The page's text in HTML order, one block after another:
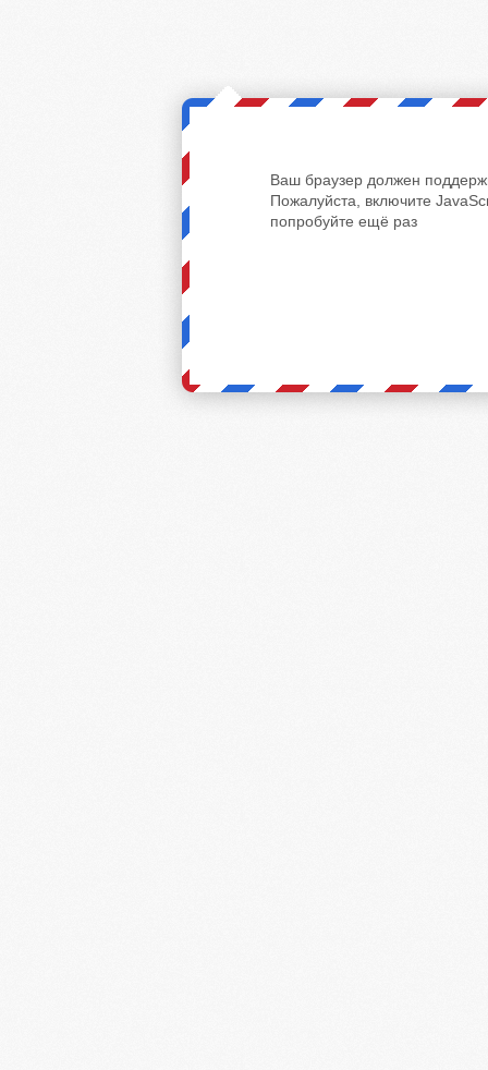
Ваш браузер должен
Пожалуйста, включите
попробуйте ещё раз